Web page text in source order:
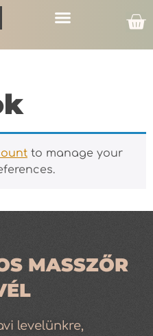
to manage your
MASSZŐR
levelünkre,